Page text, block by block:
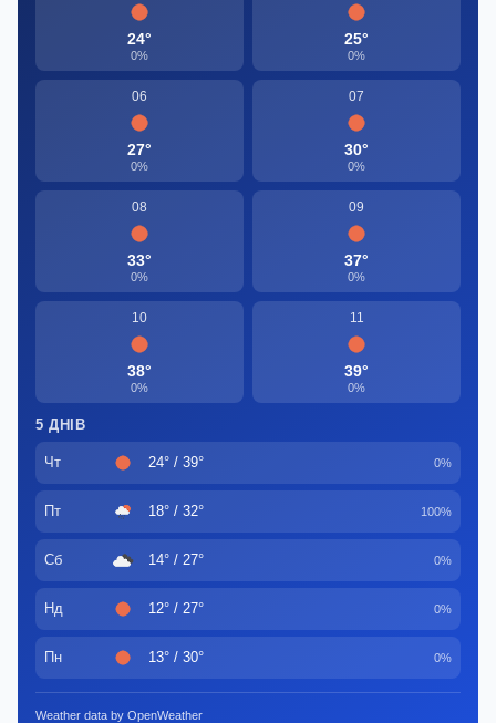
24°
0%
25°
0%
06
27°
0%
07
30°
0%
08
33°
0%
09
37°
0%
10
38°
0%
11
39°
0%
5 ДНІВ
Чт 24° / 39° 0%
Пт 18° / 32° 100%
Сб 14° / 27° 0%
Нд 12° / 27° 0%
Пн 13° / 30° 0%
Weather data by OpenWeather